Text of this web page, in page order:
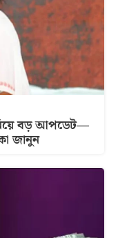
বড় আপডেট—
জানুন